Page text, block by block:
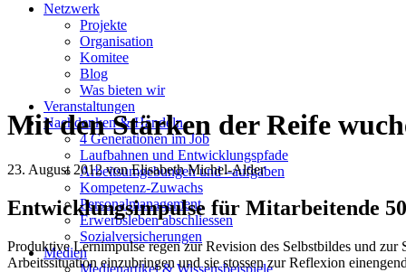
Netzwerk
Projekte
Organisation
Komitee
Blog
Was bieten wir
Veranstaltungen
Nachdenken & Handeln
4 Generationen im Job
Laufbahnen und Entwicklungspfade
Arbeitsumgebungen und –aufgaben
Kompetenz-Zuwachs
Personalmanagement
Erwerbsleben abschliessen
Sozialversicherungen
Medien
Medienartikel & Wissensbeispiele
Mit den Stärken der Reife
23. August 2012von Elisabeth Michel-Alder
Entwicklungsimpulse für Mitarbeitende
Produktive Lernimpulse regen zur Revision des Selbstbildes und
Arbeitssituation einzubringen und sie stossen zur Reflexion